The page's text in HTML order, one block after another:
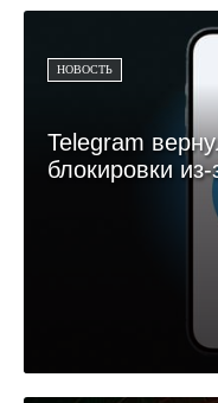
НОВОСТЬ
Telegram
блокировки